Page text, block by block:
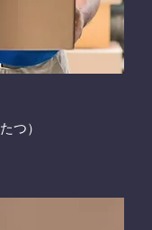
つ）